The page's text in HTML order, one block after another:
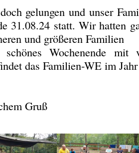
gelungen und unser
31.08.24 statt. Wir hatten
und größeren Familien
Wochenende mit
das Familien-WE im
Gruß